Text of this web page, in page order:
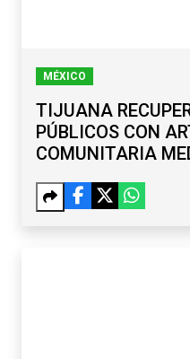
MÉXICO
TIJUANA
PÚBLICOS CON
COMUNITARIA